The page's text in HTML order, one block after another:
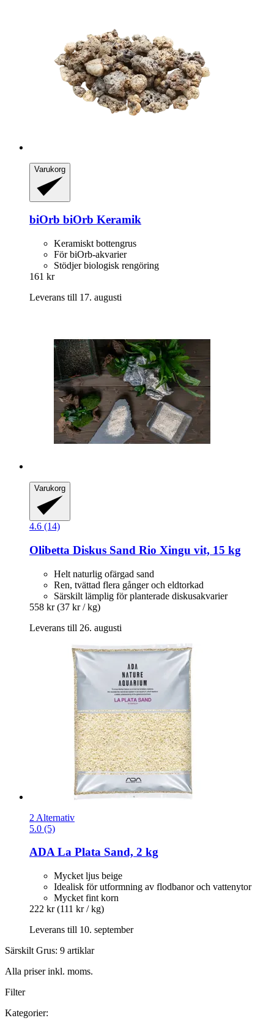
Varukorg
biOrb biOrb Keramik
Keramiskt bottengrus
För biOrb-akvarier
Stödjer biologisk rengöring
161 kr
Leverans till 17. augusti
Varukorg
4.6 (14)
Olibetta Diskus Sand Rio Xingu vit, 15 kg
Helt naturlig ofärgad sand
Ren, tvättad flera gånger och eldtorkad
Särskilt lämplig för planterade diskusakvarier
558 kr (37 kr / kg)
Leverans till 26. augusti
2 Alternativ
5.0 (5)
ADALa Plata Sand, 2 kg
Mycket ljus beige
Idealisk för utformning av flodbanor och vattenytor
Mycket fint korn
222 kr (111 kr / kg)
Leverans till 10. september
Särskilt Grus: 9 artiklar
Alla priser inkl. moms.
Filter
Kategorier: